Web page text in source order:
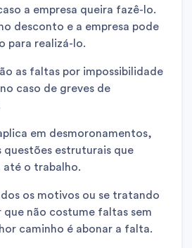
a empresa queira fazê-lo.
desconto e a empresa pode
para realizá-lo.
as faltas por impossibilidade
caso de greves de
em desmoronamentos,
questões estruturais que
até o trabalho.
os motivos ou se tratando
não costume faltas sem
caminho é abonar a falta.